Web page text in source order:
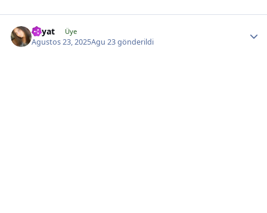
hayat Üye
Agustos 23, 2025Agu 23gönderildi